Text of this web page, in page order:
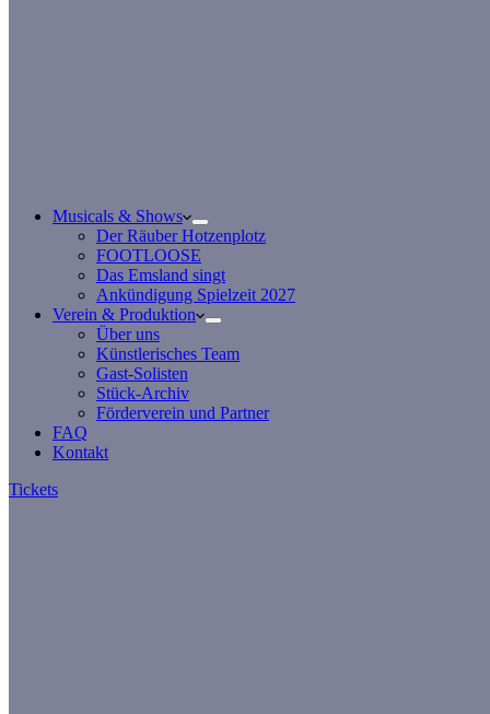
Musicals & Shows
Der Räuber Hotzenplotz
FOOTLOOSE
Das Emsland singt
Ankündigung Spielzeit 2027
Verein & Produktion
Über uns
Künstlerisches Team
Gast-Solisten
Stück-Archiv
Förderverein und Partner
FAQ
Kontakt
Tickets